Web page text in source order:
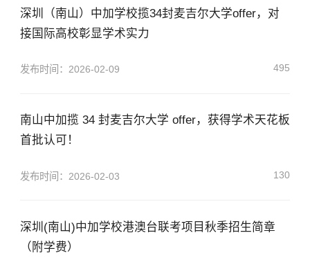
深圳（南山）中加学校揽34封麦吉尔大学offer，对
接国际高校彰显学术实力
495
发布时间：2026-02-09
南山中加揽 34 封麦吉尔大学 offer，获得学术天花板
首批认可！
130
发布时间：2026-02-03
深圳(南山)中加学校港澳台联考项目秋季招生简章
（附学费）